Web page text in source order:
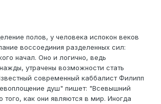
полов, у человека испокон веков
воссоединия разделенных сил:
начал. Оно и логично, ведь
утрачены возможности стать
современный каббалист Филипп
душ" пишет: "Всевышний
того, как они являются в мир. Иногда